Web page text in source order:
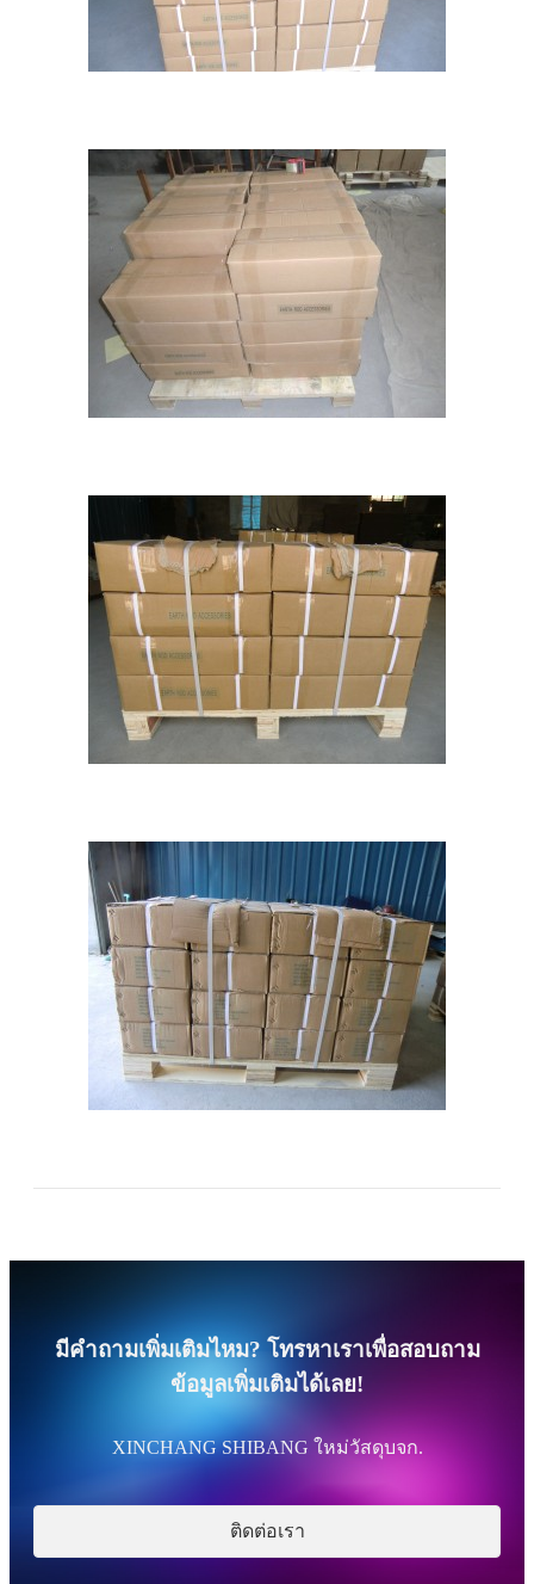
มีคำถามเพิ่มเติมไหม? โทรหาเราเพื่อสอบถาม
ข้อมูลเพิ่มเติมได้เลย!
XINCHANG SHIBANG ใหม่วัสดุบจก.
ติดต่อเรา